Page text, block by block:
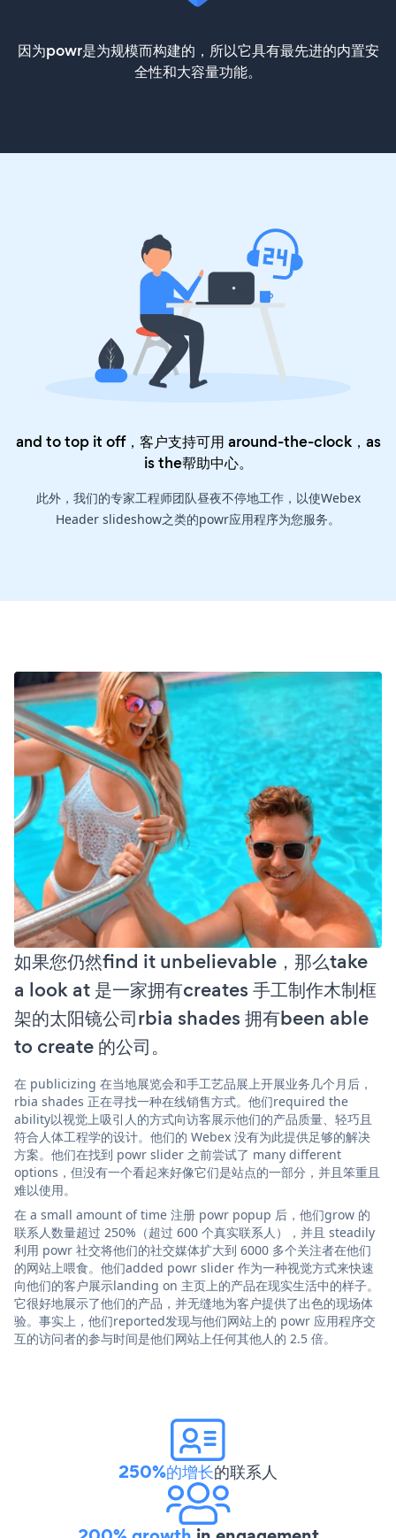
因为powr是为规模而构建的，所以它具有最先进的内置安
全性和大容量功能。
and to top it off，客户支持可用 around-the-clock，as
is the帮助中心。
此外，我们的专家工程师团队昼夜不停地工作，以使Webex
Header slideshow之类的powr应用程序为您服务。
如果您仍然find it unbelievable，那么take
a look at 是一家拥有creates 手工制作木制框
架的太阳镜公司rbia shades 拥有been able
to create 的公司。
在 publicizing 在当地展览会和手工艺品展上开展业务几个月后，
rbia shades 正在寻找一种在线销售方式。他们required the
ability以视觉上吸引人的方式向访客展示他们的产品质量、轻巧且
符合人体工程学的设计。他们的 Webex 没有为此提供足够的解决
方案。他们在找到 powr slider 之前尝试了 many different
options，但没有一个看起来好像它们是站点的一部分，并且笨重且
难以使用。
在 a small amount of time 注册 powr popup 后，他们grow 的
联系人数量超过 250%（超过 600 个真实联系人），并且 steadily
利用 powr 社交将他们的社交媒体扩大到 6000 多个关注者在他们
的网站上喂食。他们added powr slider 作为一种视觉方式来快速
向他们的客户展示landing on 主页上的产品在现实生活中的样子。
它很好地展示了他们的产品，并无缝地为客户提供了出色的现场体
验。事实上，他们reported发现与他们网站上的 powr 应用程序交
互的访问者的参与时间是他们网站上任何其他人的 2.5 倍。
250%的增长的联系人